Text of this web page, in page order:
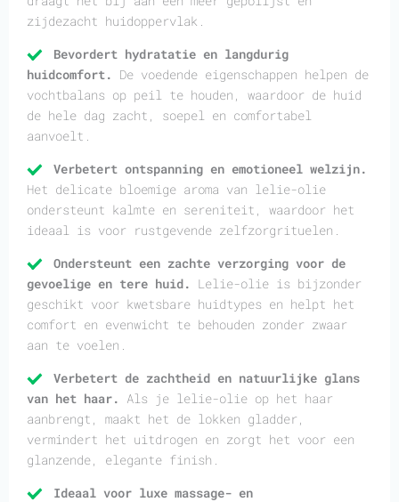
zijdezacht huidoppervlak.
Bevordert hydratatie en langdurig
huidcomfort. De voedende eigenschappen helpen de
vochtbalans op peil te houden, waardoor de huid
de hele dag zacht, soepel en comfortabel
aanvoelt.
Verbetert ontspanning en emotioneel welzijn.
Het delicate bloemige aroma van lelie-olie
ondersteunt kalmte en sereniteit, waardoor het
ideaal is voor rustgevende zelfzorgrituelen.
Ondersteunt een zachte verzorging voor de
gevoelige en tere huid. Lelie-olie is bijzonder
geschikt voor kwetsbare huidtypes en helpt het
comfort en evenwicht te behouden zonder zwaar
aan te voelen.
Verbetert de zachtheid en natuurlijke glans
van het haar. Als je lelie-olie op het haar
aanbrengt, maakt het de lokken gladder,
vermindert het uitdrogen en zorgt het voor een
glanzende, elegante finish.
Ideaal voor luxe massage- en